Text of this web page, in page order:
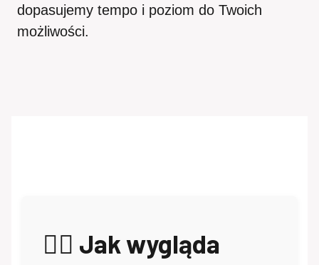
dopasujemy tempo i poziom do Twoich
możliwości.
💆‍♀️ Jak wygląda